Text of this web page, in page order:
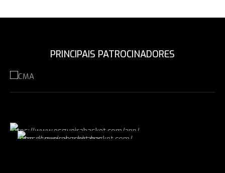
PRINCIPAIS PATROCINADORES